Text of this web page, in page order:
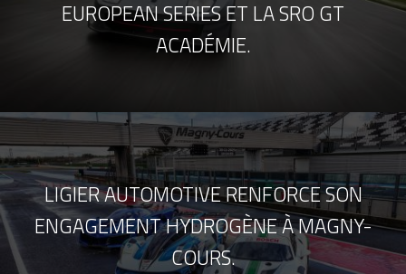
EUROPEAN SERIES ET LA SRO GT
ACADÉMIE.
LIGIER AUTOMOTIVE RENFORCE SON
ENGAGEMENT HYDROGÈNE À MAGNY-
COURS.